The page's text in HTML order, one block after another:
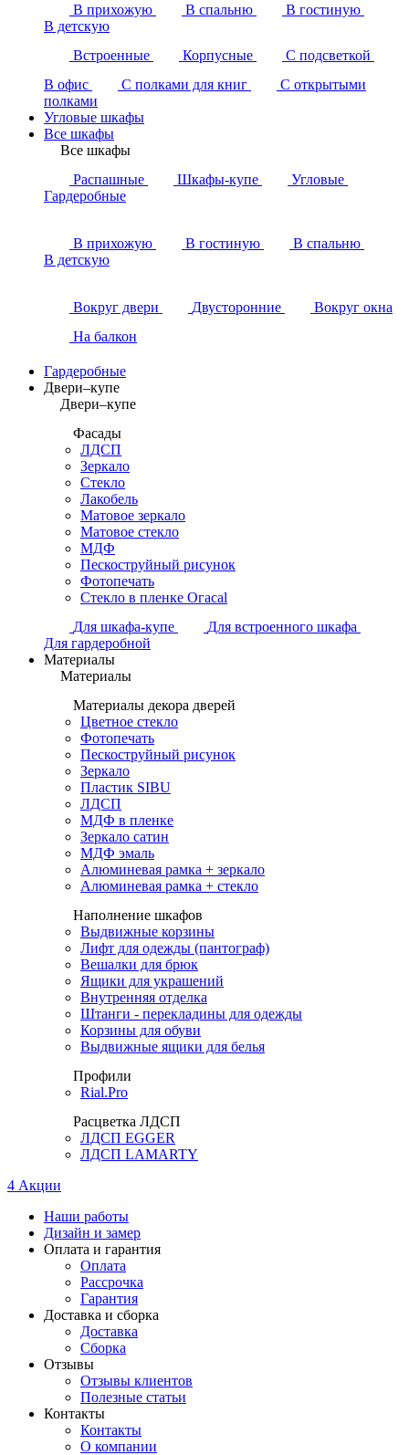
В прихожую
В спальню
В гостиную
В детскую
Встроенные
Корпусные
С подсветкой
В офис
С полками для книг
С открытыми
полками
Угловые шкафы
Все шкафы
Все шкафы
Распашные
Шкафы-купе
Угловые
Гардеробные
В прихожую В гостиную
В спальню
В детскую
Вокруг двери Двусторонние
Вокруг окна
На балкон
Гардеробные
Двери–купе
Двери–купе
Фасады
ЛДСП
Зеркало
Стекло
Лакобель
Матовое зеркало
Матовое стекло
МДФ
Пескоструйный рисунок
Фотопечать
Стекло в пленке Огасаl
Для шкафа-купе
Для встроенного шкафа
Для гардеробной
Материалы
Материалы
Материалы декора дверей
Цветное стекло
Фотопечать
Пескоструйный рисунок
Зеркало
Пластик SIBU
ЛДСП
МДФ в пленке
Зеркало сатин
МДФ эмаль
Алюминевая рамка + зеркало
Алюминевая рамка + стекло
Наполнение шкафов
Выдвижные корзины
Лифт для одежды (пантограф)
Вешалки для брюк
Ящики для украшений
Внутренняя отделка
Штанги - перекладины для одежды
Корзины для обуви
Выдвижные ящики для белья
Профили
Rial.Pro
Расцветка ЛДСП
ЛДСП EGGER
ЛДСП LAMARTY
4 Акции
Наши работы
Дизайн и замер
Оплата и гарантия
Оплата
Рассрочка
Гарантия
Доставка и сборка
Доставка
Сборка
Отзывы
Отзывы клиентов
Полезные статьи
Контакты
Контакты
О компании